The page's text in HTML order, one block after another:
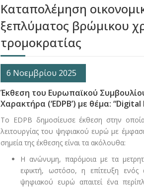
Καταπολέμηση
ξεπλύματος βρώμικου
τρομοκρατίας
6 Νοεμβρίου 2025
Έκθεση του Ευρωπαϊκού
Χαρακτήρα (‘EDPB’) με θέμα:
To EDPB δημοσίευσε έκθεση στην
λειτουργίας του ψηφιακού ευρώ με
σημεία της έκθεσης είναι τα ακόλουθα:
Η ανώνυμη, παρόμοια με τα
εφικτή, ωστόσο, η επίτευξη ενός
ψηφιακού ευρώ απαιτεί ένα